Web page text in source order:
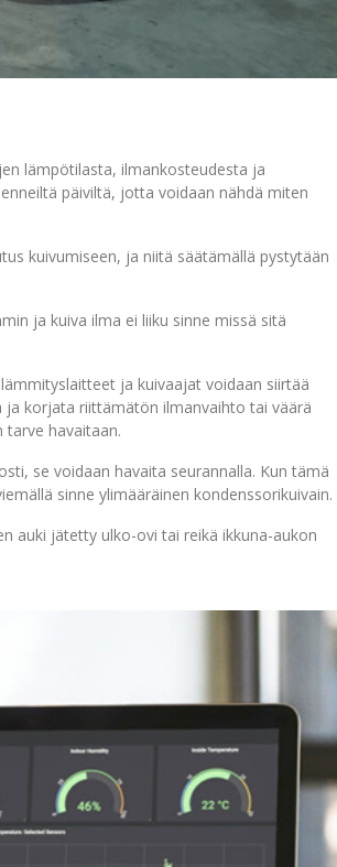
lämpötilasta, ilmankosteudesta ja
päiviltä, jotta voidaan nähdä miten
kuivumiseen, ja niitä säätämällä pystytään
ja kuiva ilma ei liiku sinne missä sitä
ja kuivaajat voidaan siirtää
ja korjata riittämätön ilmanvaihto tai väärä
tarve havaitaan.
se voidaan havaita seurannalla. Kun tämä
sinne ylimääräinen kondenssorikuivain.
auki jätetty ulko-ovi tai reikä ikkuna-aukon